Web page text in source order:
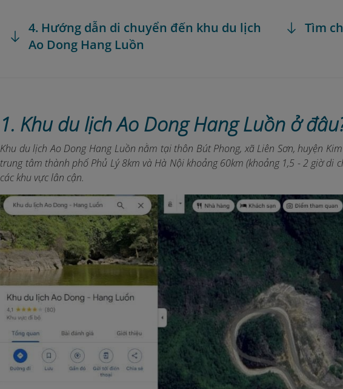
4. Hướng dẫn di chuyển đến khu du lịch
Ao Dong Hang Luồn
Tìm
1. Khu du lịch Ao Dong Hang Luồn ở
Khu du lịch Ao Dong Hang Luồn nằm tại thôn Bút Phong, xã Liên Sơn, huyện
trung tâm thành phố Phủ Lý 8km và Hà Nội khoảng 60km (khoảng 1,5 - 2 giờ di
các khu vực lân cận.